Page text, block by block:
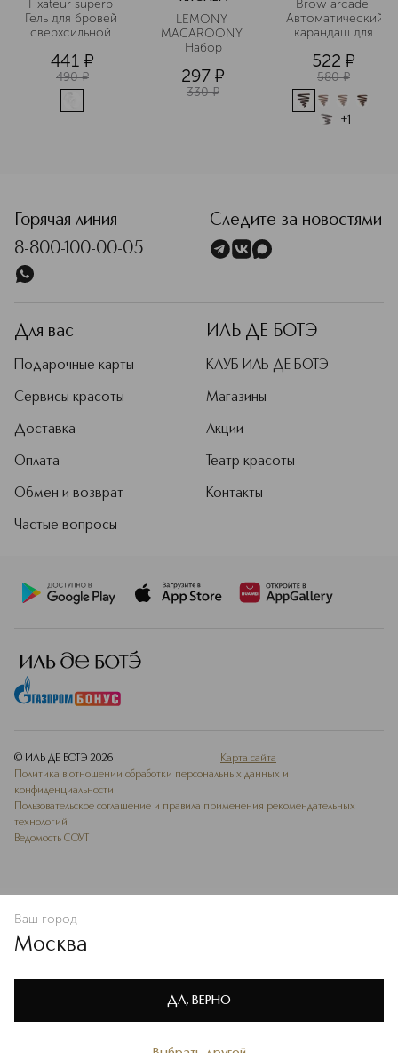
Политике конфиденциальности
Fixateur superb
Гель для бровей
сверхсильной
441 ¤
490 ¤
LEMONY
MACAROONY
Набор
297 ¤
330 ¤
Brow arcade
Автоматический
карандаш для
522 ¤
580 ¤
+1
Горячая линия
8-800-100-00-05
Следите за новостями
Для вас
Подарочные карты
Сервисы красоты
Доставка
Оплата
Обмен и возврат
Частые вопросы
ИЛЬ ДЕ БОТЭ
КЛУБ ИЛЬ ДЕ БОТЭ
Магазины
Акции
Театр красоты
Контакты
© ИЛЬ ДЕ БОТЭ 2026
Карта сайта
Политика в отношении обработки персональных данных и
конфиденциальности
Пользовательское соглашение и правила применения рекомендательных
технологий
Ведомость СОУТ
Ваш город
Москва
ДА, ВЕРНО